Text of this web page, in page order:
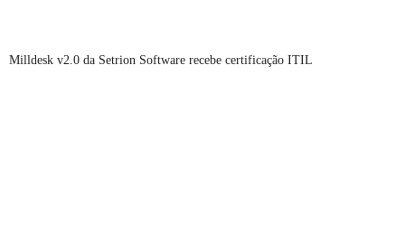
Milldesk v2.0 da Setrion Software recebe certificação ITIL